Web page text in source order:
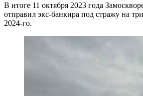
В итоге 11 октября 2023 года
отправил экс-банкира под стражу на
2024-го.